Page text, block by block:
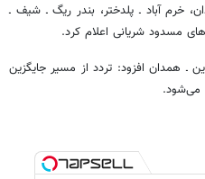
خرم آباد ـ پلدختر، بندر ریگ ـ شیف ـ
مسدود شریانی اعلام کرد.
۱۱۰ محور قزوین ـ همدان افزود: تردد از مسیر جایگزین
می‌شود.